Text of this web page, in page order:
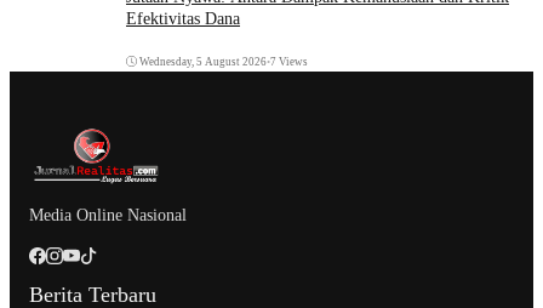
Efektivitas Dana
Wednesday, 5 August 2026•7 Views
Media Online Nasional
Berita Terbaru